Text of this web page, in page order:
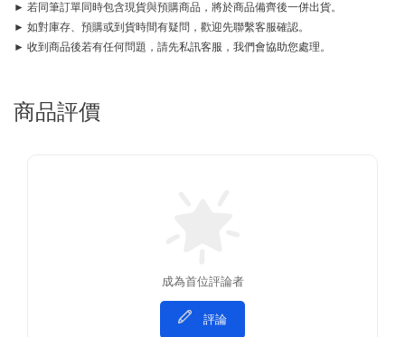
► 若同筆訂單同時包含現貨與預購商品，將於商品備齊後一併出貨。
► 如對庫存、預購或到貨時間有疑問，歡迎先聯繫客服確認。
► 收到商品後若有任何問題，請先私訊客服，我們會協助您處理。
商品評價
成為首位評論者
評論